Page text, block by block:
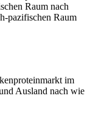
Raum nach
pazifischen Raum
im
Ausland nach wie